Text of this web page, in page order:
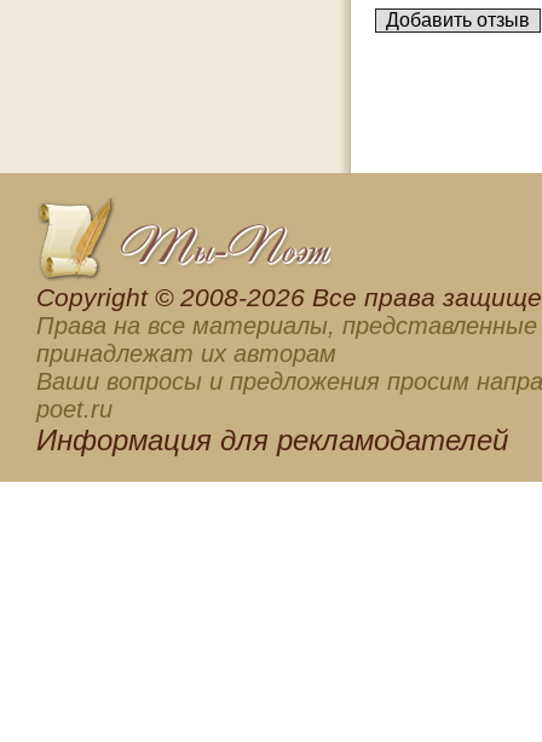
Сopyright © 2008-2026 Все права
Права на все материалы, представленные
принадлежат их авторам
Ваши вопросы и предложения просим
poet.ru
Информация для рекламодателей